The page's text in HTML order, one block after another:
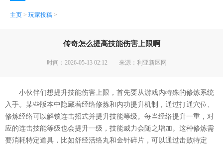
主页 > 玩家投稿 >
传奇怎么提高技能伤害上限啊
时间：2026-05-13 02:12 来源：利亚新区网
小伙伴们想提升技能伤害上限，首先要从游戏内特殊的修炼系统
入手。某些版本中隐藏着经络修炼和内功提升机制，通过打通穴位、
修炼经络可以解锁连击招式并提升技能等级。每当经络提升一重，对
应的连击技能等级也会提升一级，技能威力会随之增加。这种修炼需
要消耗特定道具，比如舒经活络丸和金针碎片，可以通过击败特定